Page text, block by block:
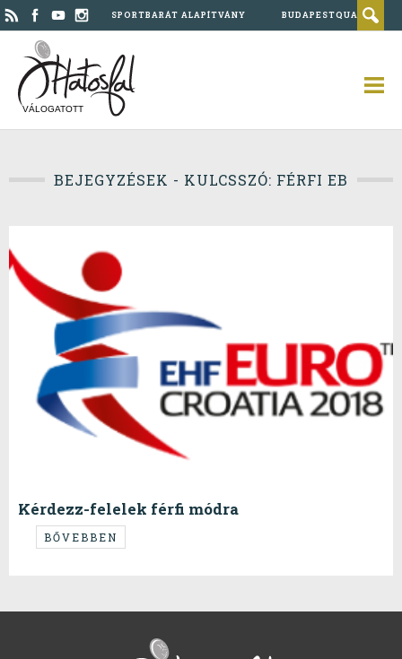
SPORTBARÁT ALAPÍTVÁNY BUDAPESTQUAD
VÁLOGATOTT
BEJEGYZÉSEK - KULCSSZÓ: FÉRFI EB
Kérdezz-felelek férfi módra
Nyakunkon az újabb kézis világverseny válogatottaknak, szokásunk
szerint ismét megmondjuk a tutit.
BŐVEBBEN